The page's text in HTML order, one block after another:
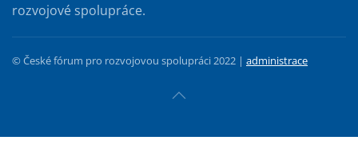
rozvojové spolupráce.
© České fórum pro rozvojovou spolupráci 2022 | administrace